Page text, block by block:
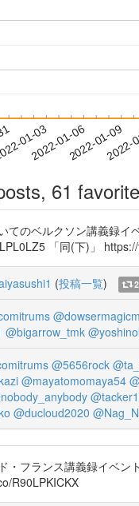
01-03
2022-01-062022-01-09
61
てのベルクソン講義録
「同(下)」
(投稿一覧)
@bigarrow_tmk
@5656rock
@mayatomomaya54
@ducloud2020
・フランス講義録イベ
R90LPKICKX